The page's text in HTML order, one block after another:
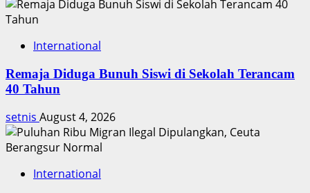
International
Remaja Diduga Bunuh Siswi di Sekolah Terancam
40 Tahun
setnis August 4, 2026
International